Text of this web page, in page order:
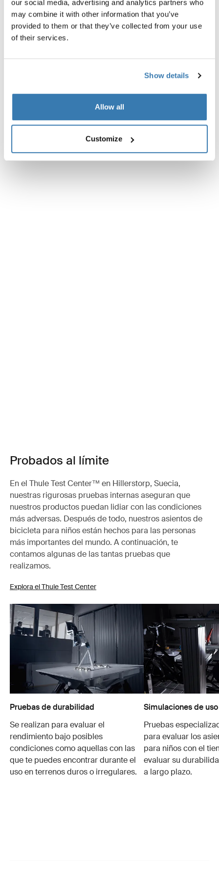
our social media, advertising and analytics partners who
may combine it with other information that you’ve
provided to them or that they’ve collected from your use
of their services.
Show details
Allow all
Customize
Descripción del producto
Toggle techspec
Especificaciones técnicas
Toggle guides and instructions
Instrucciones
Probados al límite
En el Thule Test Center™ en Hillerstorp, Suecia,
nuestras rigurosas pruebas internas aseguran que
nuestros productos puedan lidiar con las condiciones
más adversas. Después de todo, nuestros asientos de
bicicleta para niños están hechos para las personas
más importantes del mundo. A continuación, te
contamos algunas de las tantas pruebas que
realizamos.
Explora el Thule Test Center
Pruebas de durabilidad
Se realizan para evaluar el
rendimiento bajo posibles
condiciones como aquellas con las
que te puedes encontrar durante el
uso en terrenos duros o irregulares.
Simulaciones de
Pruebas
para evaluar los
para niños con el
evaluar su
a largo plazo.